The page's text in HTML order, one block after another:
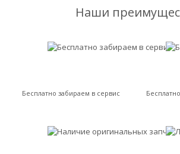
Наши
Бесплатно забираем в сервис